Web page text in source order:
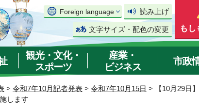
Foreign language 読み上げ
文字サイズ・配色の変更 もし
観光・文化・
スポーツ
産業・
ビジネス
市政
> 令和7年10月記者発表 > 令和7年10月15日 > 【10月29日
します